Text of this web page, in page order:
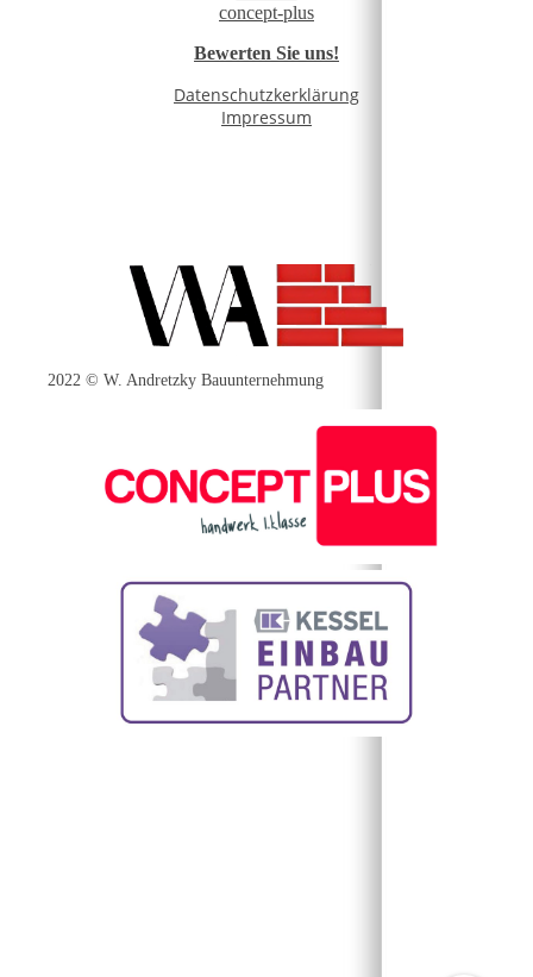
concept-plus
Bewerten Sie uns!
Datenschutzkerklärung
Impressum
2022 © W. Andretzky Bauunternehmung